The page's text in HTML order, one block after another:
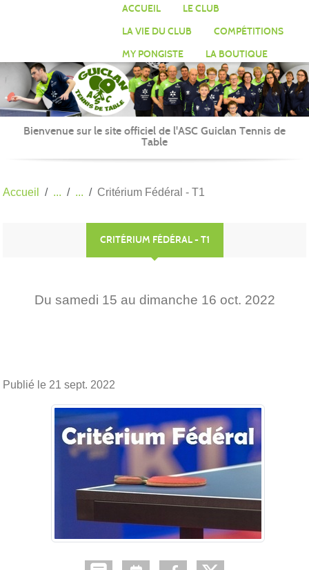
ACCUEIL
LE CLUB
LA VIE DU CLUB
COMPÉTITIONS
MY PONGISTE
LA BOUTIQUE
Bienvenue sur le site officiel de l'ASC Guiclan Tennis de
Table
Accueil Critérium Fédéral - T1
CRITÉRIUM FÉDÉRAL - T1
Du samedi 15 au dimanche 16 oct. 2022
Publié le 21 sept. 2022
Panneau de gestion des cookies